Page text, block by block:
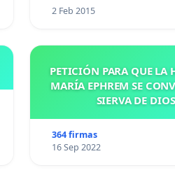
2 Feb 2015
PETICIÓN PARA QUE LA
MARÍA EPHREM SE
SIERVA DE DIOS
364 firmas
16 Sep 2022